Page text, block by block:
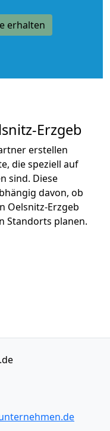
erhalten
Erzgeb
erstellen
die speziell auf
sind. Diese
davon, ob
Oelsnitz-Erzgeb
Standorts planen.